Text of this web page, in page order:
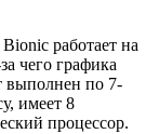
работает на
чего графика
выполнен по 7-
имеет 8
процессор.